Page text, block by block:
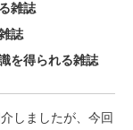
雑誌
誌
を得られる雑誌
しましたが、今回